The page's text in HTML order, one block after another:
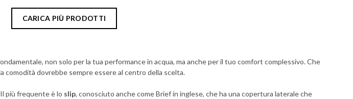
CARICA PIÙ PRODOTTI
non solo per la tua performance in acqua, ma anche per il tuo comfort complessivo. Che
comodità dovrebbe sempre essere al centro della scelta.
più frequente è lo slip, conosciuto anche come Brief in inglese, che ha una copertura laterale che